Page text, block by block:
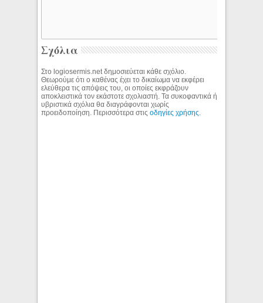
Σχόλια
Στο logiosermis.net δημοσιεύεται κάθε σχόλιο.
Θεωρούμε ότι ο καθένας έχει το δικαίωμα να εκφέρει
ελεύθερα τις απόψεις του, οι οποίες εκφράζουν
αποκλειστικά τον εκάστοτε σχολιαστή. Τα συκοφαντικά ή
υβριστικά σχόλια θα διαγράφονται χωρίς
προειδοποίηση. Περισσότερα στιςοδηγίες χρήσης